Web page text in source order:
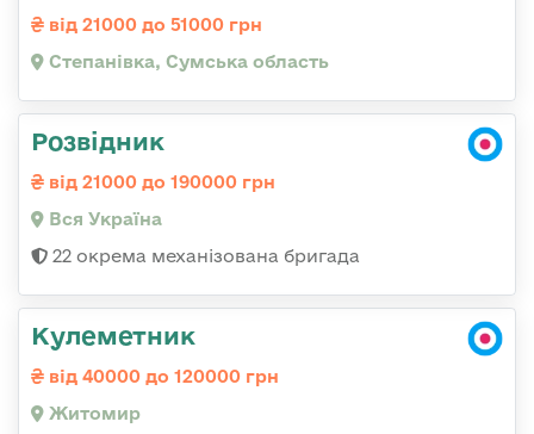
від 21000 до 51000 грн
Степанівка, Сумська область
Розвідник
від 21000 до 190000 грн
Вся Україна
22 окрема механізована бригада
Кулеметник
від 40000 до 120000 грн
Житомир